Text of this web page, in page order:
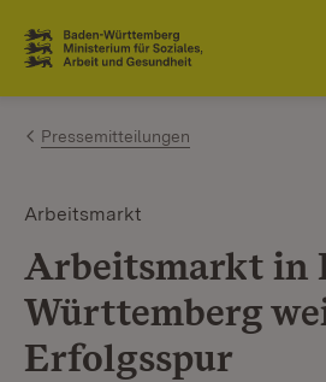
Zum Inhalt springen
Link zur Startseite
Pressemitteilungen
Arbeitsmarkt
Arbeitsmarkt in
Württemberg
Erfolgsspur